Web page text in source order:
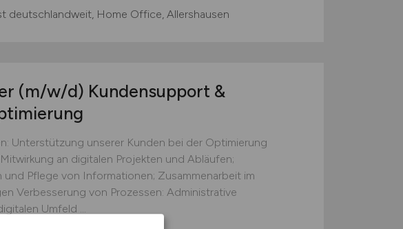
deutschlandweit, Home Office, Allershausen
(m/w/d) Kundensupport &
Unterstützung unserer Kunden bei der Optimierung
an digitalen Projekten und Abläufen;
und Pflege von Informationen; Zusammenarbeit im
Verbesserung von Prozessen: Administrative
Umfeld ...